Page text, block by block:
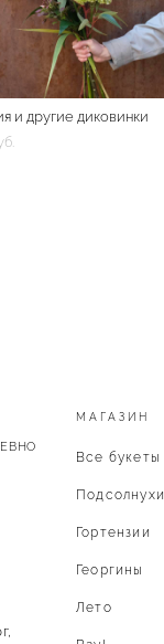
и другие диковинки
МАГАЗИН
Все букеты
Подсолнухи
Гортензии
Георгины
Лето